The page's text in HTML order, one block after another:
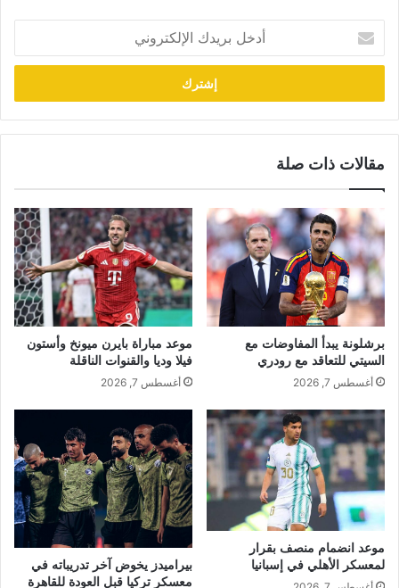
بريدك
الإلكتروني
مقالات ذات صلة
برشلونة يبدأ المفاوضات مع
السيتي للتعاقد مع رودري
أغسطس 7, 2026
موعد مباراة بايرن ميونخ وأستون
فيلا وديا والقنوات الناقلة
أغسطس 7, 2026
موعد انضمام منصف بقرار
لمعسكر الأهلي في إسبانيا
بيراميدز يخوض آخر تدريباته في
معسكر تركيا قبل العودة للقاهرة